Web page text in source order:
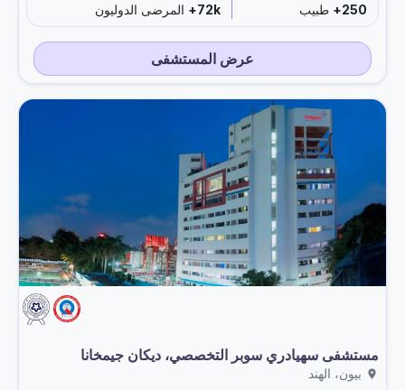
250+
طبيب 72k+ المرضى الدوليون
عرض المستشفى
مستشفى سهيادري سوبر التخصصي، ديكان جيمخانا
بيون، الهند